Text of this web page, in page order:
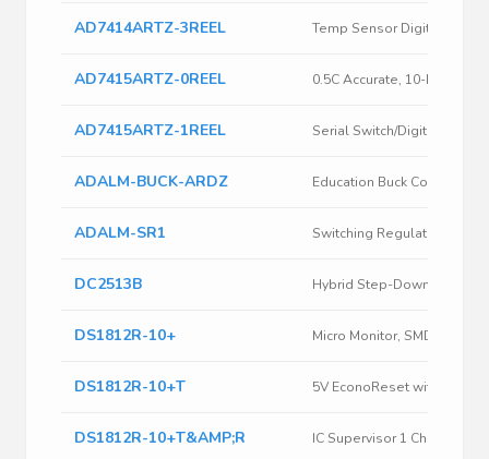
AD7414ARTZ-3REEL
AD7415ARTZ-0REEL
AD7415ARTZ-1REEL
ADALM-BUCK-ARDZ Education Buck Converter
ADALM-SR1 Switching Regulator Active
DC2513B
DS1812R-10+
DS1812R-10+T
DS1812R-10+T&AMP;R IC Supervisor 1 Channel